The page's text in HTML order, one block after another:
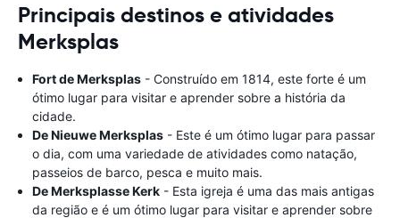
Principais destinos e atividades
Merksplas
Fort de Merksplas - Construído em 1814, este forte é um
ótimo lugar para visitar e aprender sobre a história da
cidade.
De Nieuwe Merksplas - Este é um ótimo lugar para passar
o dia, com uma variedade de atividades como natação,
passeios de barco, pesca e muito mais.
De Merksplasse Kerk - Esta igreja é uma das mais antigas
da região e é um ótimo lugar para visitar e aprender sobre